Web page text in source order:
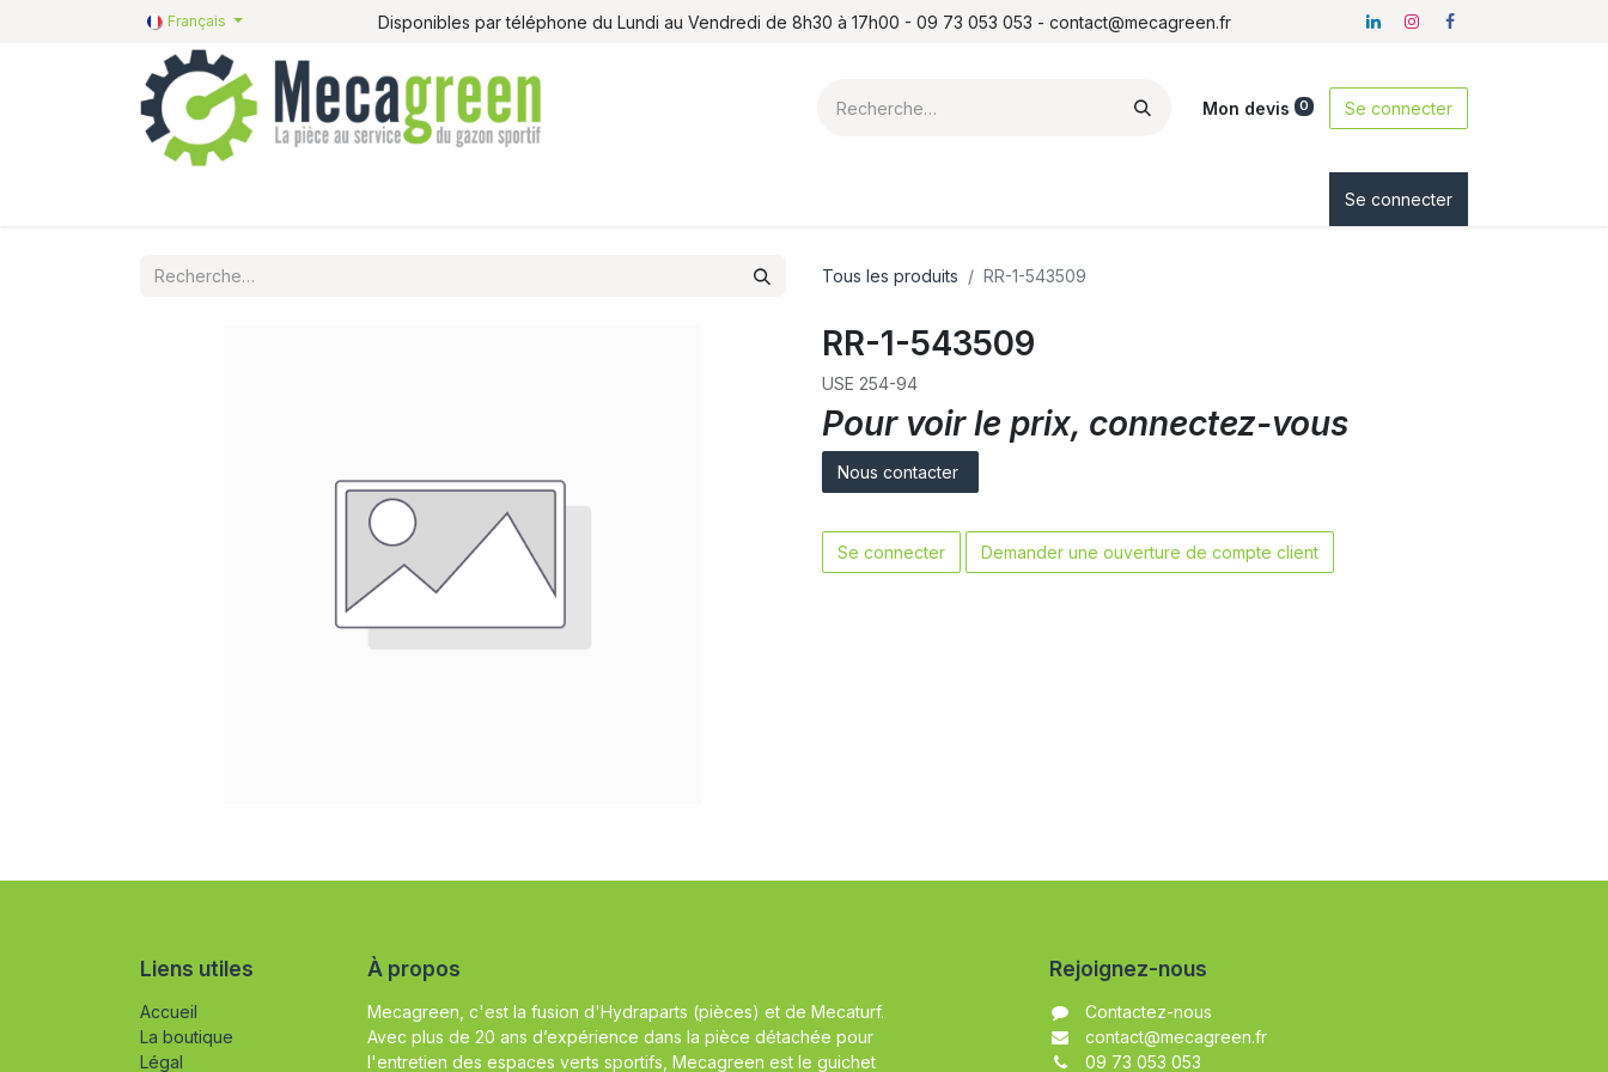
Français Disponibles par téléphone du Lundi au Vendredi de 8h30 à 17h00 - 09 73 053 053 - contact@mecagreen.fr
Mon devis 0 Se connecter
Se connecter
Tous les produits RR-1-543509
RR-1-543509
USE 254-94
Pour voir le prix, connectez-vous
Nous contacter
Se connecter Demander une ouverture de compte client
Liens utiles
Accueil
La boutique
Légal
À propos
Mecagreen, c'est la fusion d'Hydraparts (pièces) et de Mecaturf.
Avec plus de 20 ans d’expérience dans la pièce détachée pour
l'entretien des espaces verts sportifs, Mecagreen est le guichet
Rejoignez-nous
Contactez-nous
contact@mecagreen.fr
09 73 053 053